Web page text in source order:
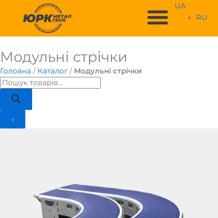
UA
RU
Модульні стрічки
Головна / Каталог / Модульні стрічки
Products
search
‹